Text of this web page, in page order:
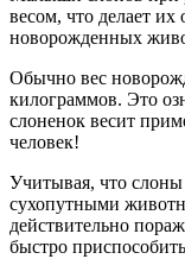
весом, что делает
новорожденных
Обычно вес
килограммов. Это
слоненок весит
человек!
Учитывая, что
сухопутными
действительно
быстро